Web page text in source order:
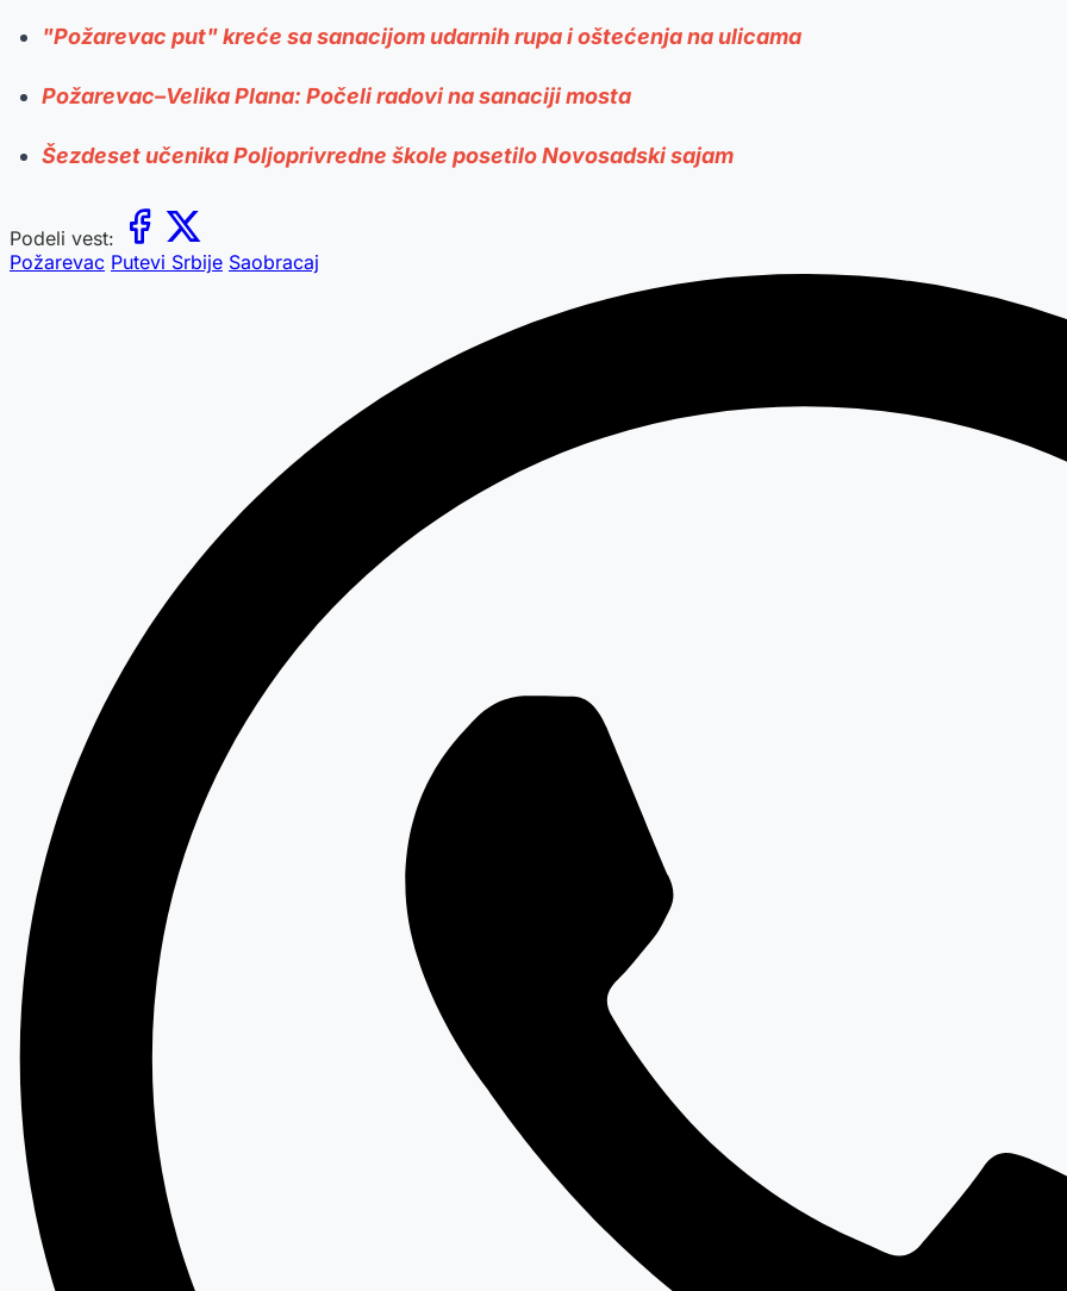
"Požarevac put" kreće sa sanacijom udarnih rupa i oštećenja na ulicama
Požarevac–Velika Plana: Počeli radovi na sanaciji mosta
Šezdeset učenika Poljoprivredne škole posetilo Novosadski sajam
Podeli vest:
Požarevac Putevi Srbije Saobracaj